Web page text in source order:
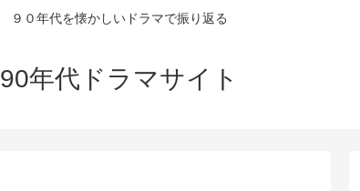
９０年代を懐かしいドラマで振り返る
90年代ドラマサイト